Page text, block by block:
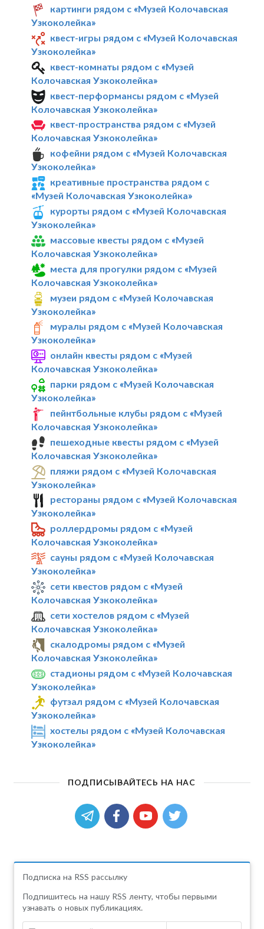
картинги рядом с «Музей Колочавская
Узкоколейка»
квест-игры рядом с «Музей Колочавская
Узкоколейка»
квест-комнаты рядом с «Музей
Колочавская Узкоколейка»
квест-перформансы рядом с «Музей
Колочавская Узкоколейка»
квест-пространства рядом с «Музей
Колочавская Узкоколейка»
кофейни рядом с «Музей Колочавская
Узкоколейка»
креативные пространства рядом с
«Музей Колочавская Узкоколейка»
курорты рядом с «Музей Колочавская
Узкоколейка»
массовые квесты рядом с «Музей
Колочавская Узкоколейка»
места для прогулки рядом с «Музей
Колочавская Узкоколейка»
музеи рядом с «Музей Колочавская
Узкоколейка»
муралы рядом с «Музей Колочавская
Узкоколейка»
онлайн квесты рядом с «Музей
Колочавская Узкоколейка»
парки рядом с «Музей Колочавская
Узкоколейка»
пейнтбольные клубы рядом с «Музей
Колочавская Узкоколейка»
пешеходные квесты рядом с «Музей
Колочавская Узкоколейка»
пляжи рядом с «Музей Колочавская
Узкоколейка»
рестораны рядом с «Музей Колочавская
Узкоколейка»
роллердромы рядом с «Музей
Колочавская Узкоколейка»
сауны рядом с «Музей Колочавская
Узкоколейка»
сети квестов рядом с «Музей
Колочавская Узкоколейка»
сети хостелов рядом с «Музей
Колочавская Узкоколейка»
скалодромы рядом с «Музей
Колочавская Узкоколейка»
стадионы рядом с «Музей Колочавская
Узкоколейка»
футзал рядом с «Музей Колочавская
Узкоколейка»
хостелы рядом с «Музей Колочавская
Узкоколейка»
ПОДПИСЫВАЙТЕСЬ НА НАС
Подписка на RSS рассылку
Подпишитесь на нашу RSS ленту, чтобы первыми
узнавать о новых публикациях.